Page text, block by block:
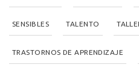
SENSIBLES TALENTO
TRASTORNOS DE APRENDIZAJE